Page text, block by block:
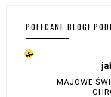
POLECANE BLOGI
MAJOWE